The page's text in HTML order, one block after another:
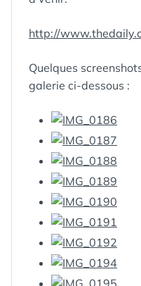
http://
Quelques
galerie ci-dessous :
ÉTIQUETTES :
APPLE,APPLE
NEWS,APPLE
TECHNOLOGY
APPS,
GADGETS,
GEEK